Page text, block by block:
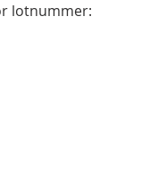
lotnummer: